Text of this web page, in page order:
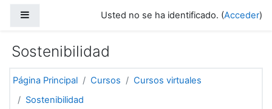
Usted no se ha identificado. (Acceder)
Sostenibilidad
Página Principal Cursos
Cursos virtuales
Sostenibilidad